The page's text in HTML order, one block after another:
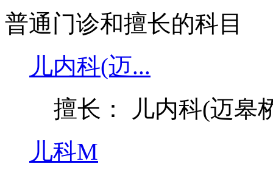
普通门诊和擅长的科目
儿内科(迈...
擅长： 儿内科(迈皋
儿科M